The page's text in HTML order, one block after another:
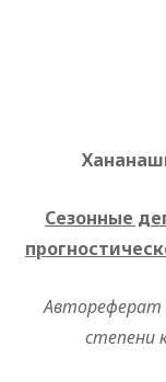
Сезонные
Автореферат
степени